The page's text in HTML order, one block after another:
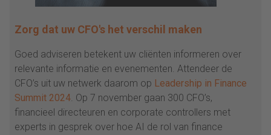
Zorg dat uw CFO's het verschil maken
Goed adviseren betekent uw cliënten informeren over
relevante informatie en evenementen. Attendeer de
CFO’s uit uw netwerk daarom op Leadership in Finance
Summit 2024. Op 7 november gaan 300 CFO’s,
financieel directeuren en corporate controllers met
experts in gesprek over hoe AI de rol van finance